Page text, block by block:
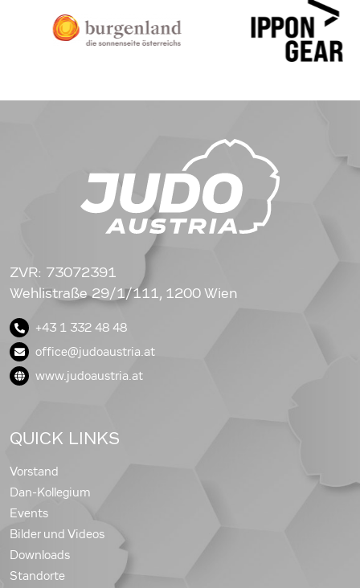
ZVR: 73072391
Wehlistraße 29/1/111, 1200 Wien
+43 1 332 48 48
office@judoaustria.at
www.judoaustria.at
QUICK LINKS
Vorstand
Dan-Kollegium
Events
Bilder und Videos
Downloads
Standorte